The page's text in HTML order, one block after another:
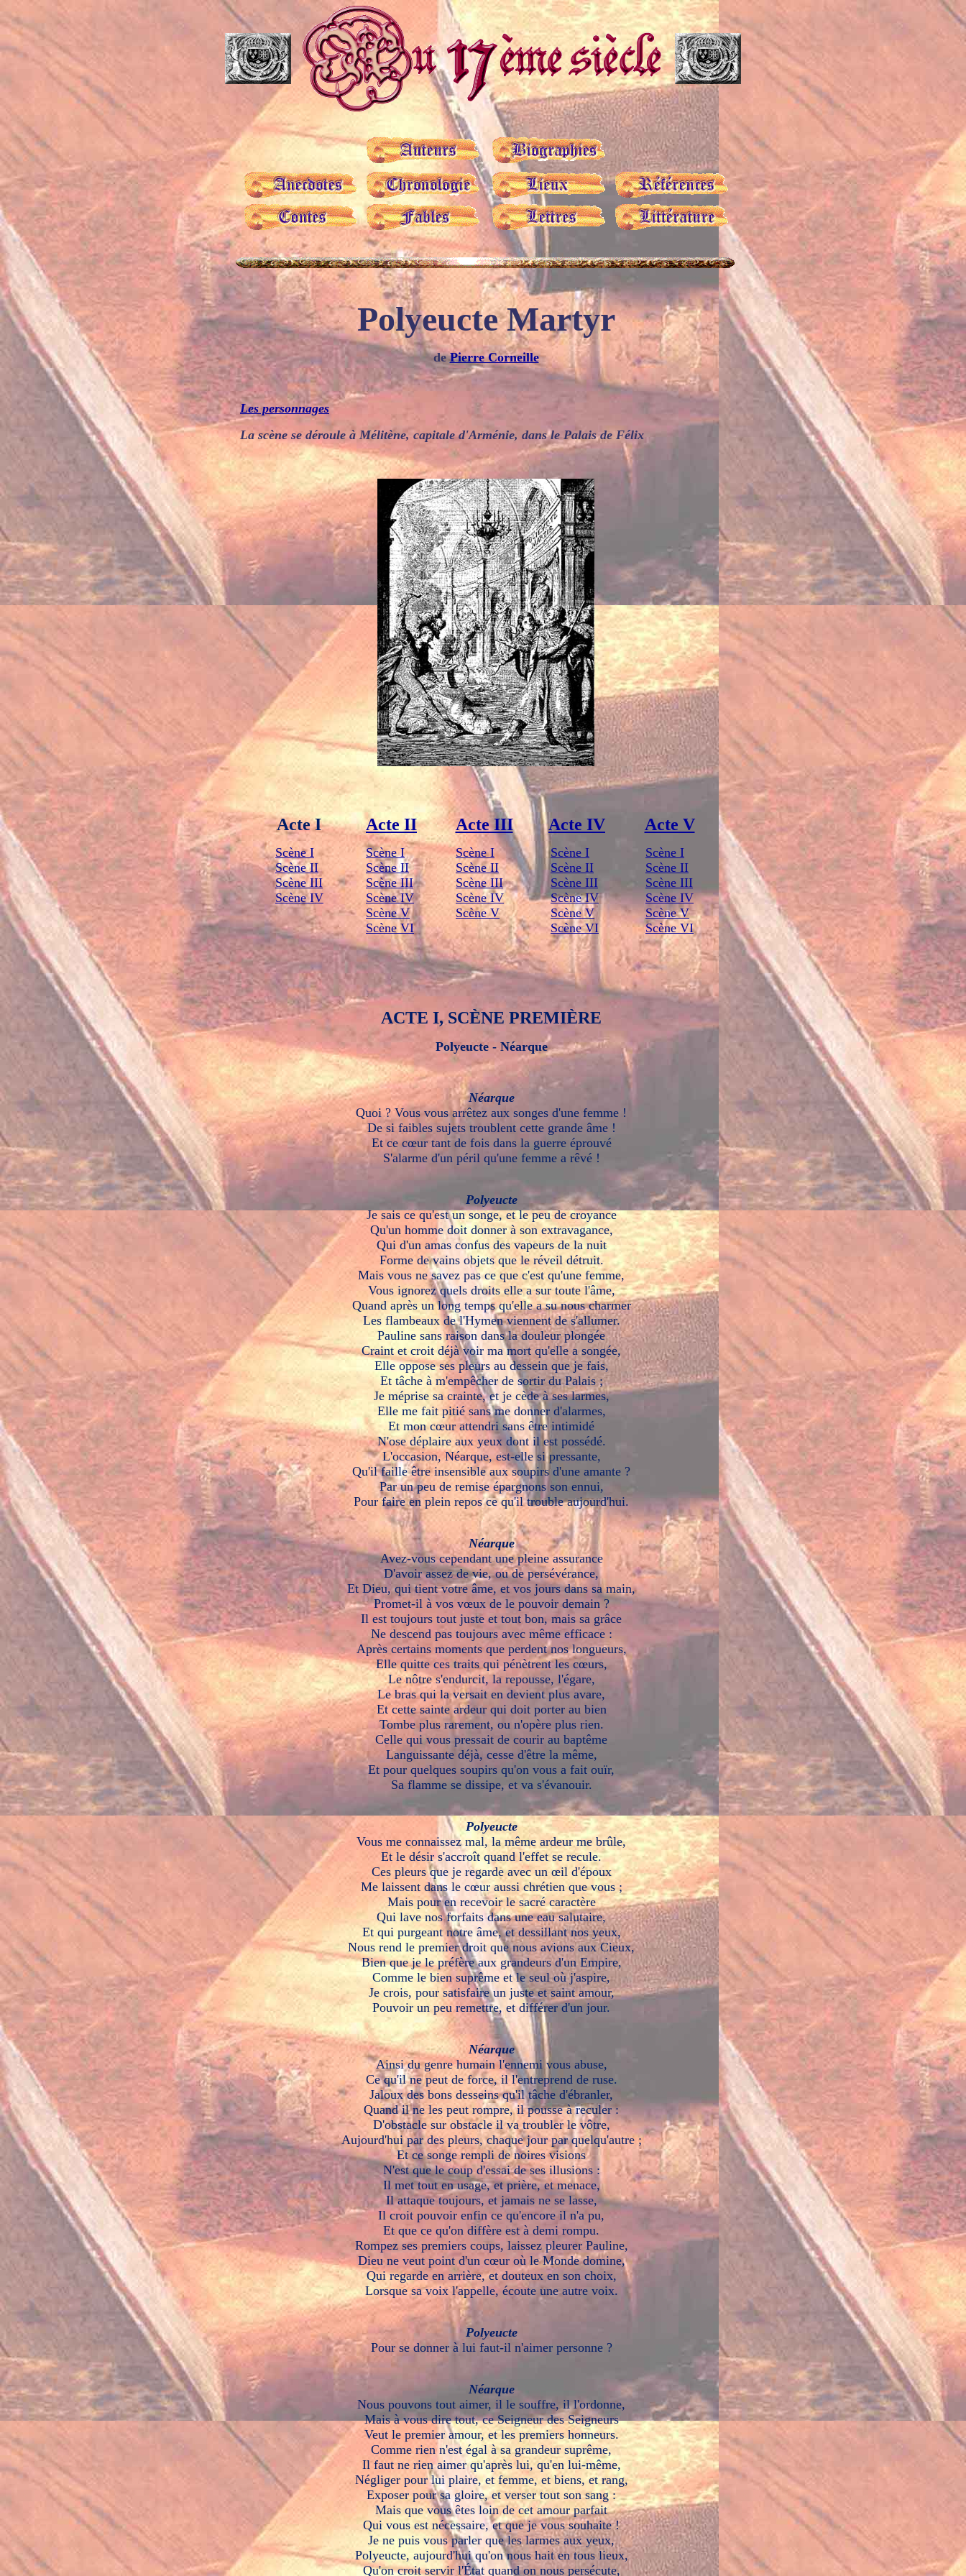
Polyeucte Martyr
dePierre Corneille
Les personnages
La scène se déroule à Mélitène, capitale d'Arménie, dans le Palais de Félix
Acte I Acte II Acte III Acte IV Acte V
Scène I
Scène II
Scène III
Scène IV
Scène I
Scène II
Scène III
Scène IV
Scène V
Scène VI
Scène I
Scène II
Scène III
Scène IV
Scène V
Scène I
Scène II
Scène III
Scène IV
Scène V
Scène VI
Scène I
Scène II
Scène III
Scène IV
Scène V
Scène VI
ACTE I, SCÈNE PREMIÈRE
Polyeucte - Néarque
Néarque
Quoi ? Vous vous arrêtez aux songes d'une femme !
De si faibles sujets troublent cette grande âme !
Et ce cœur tant de fois dans la guerre éprouvé
S'alarme d'un péril qu'une femme a rêvé !
Polyeucte
Je sais ce qu'est un songe, et le peu de croyance
Qu'un homme doit donner à son extravagance,
Qui d'un amas confus des vapeurs de la nuit
Forme de vains objets que le réveil détruit.
Mais vous ne savez pas ce que c'est qu'une femme,
Vous ignorez quels droits elle a sur toute l'âme,
Quand après un long temps qu'elle a su nous charmer
Les flambeaux de l'Hymen viennent de s'allumer.
Pauline sans raison dans la douleur plongée
Craint et croit déjà voir ma mort qu'elle a songée,
Elle oppose ses pleurs au dessein que je fais,
Et tâche à m'empêcher de sortir du Palais ;
Je méprise sa crainte, et je cède à ses larmes,
Elle me fait pitié sans me donner d'alarmes,
Et mon cœur attendri sans être intimidé
N'ose déplaire aux yeux dont il est possédé.
L'occasion, Néarque, est-elle si pressante,
Qu'il faille être insensible aux soupirs d'une amante ?
Par un peu de remise épargnons son ennui,
Pour faire en plein repos ce qu'il trouble aujourd'hui.
Néarque
Avez-vous cependant une pleine assurance
D'avoir assez de vie, ou de persévérance,
Et Dieu, qui tient votre âme, et vos jours dans sa main,
Promet-il à vos vœux de le pouvoir demain ?
Il est toujours tout juste et tout bon, mais sa grâce
Ne descend pas toujours avec même efficace :
Après certains moments que perdent nos longueurs,
Elle quitte ces traits qui pénètrent les cœurs,
Le nôtre s'endurcit, la repousse, l'égare,
Le bras qui la versait en devient plus avare,
Et cette sainte ardeur qui doit porter au bien
Tombe plus rarement, ou n'opère plus rien.
Celle qui vous pressait de courir au baptême
Languissante déjà, cesse d'être la même,
Et pour quelques soupirs qu'on vous a fait ouïr,
Sa flamme se dissipe, et va s'évanouir.
Polyeucte
Vous me connaissez mal, la même ardeur me brûle,
Et le désir s'accroît quand l'effet se recule.
Ces pleurs que je regarde avec un œil d'époux
Me laissent dans le cœur aussi chrétien que vous ;
Mais pour en recevoir le sacré caractère
Qui lave nos forfaits dans une eau salutaire,
Et qui purgeant notre âme, et dessillant nos yeux,
Nous rend le premier droit que nous avions aux Cieux,
Bien que je le préfère aux grandeurs d'un Empire,
Comme le bien suprême et le seul où j'aspire,
Je crois, pour satisfaire un juste et saint amour,
Pouvoir un peu remettre, et différer d'un jour.
Néarque
Ainsi du genre humain l'ennemi vous abuse,
Ce qu'il ne peut de force, il l'entreprend de ruse.
Jaloux des bons desseins qu'il tâche d'ébranler,
Quand il ne les peut rompre, il pousse à reculer :
D'obstacle sur obstacle il va troubler le vôtre,
Aujourd'hui par des pleurs, chaque jour par quelqu'autre ;
Et ce songe rempli de noires visions
N'est que le coup d'essai de ses illusions :
Il met tout en usage, et prière, et menace,
Il attaque toujours, et jamais ne se lasse,
Il croit pouvoir enfin ce qu'encore il n'a pu,
Et que ce qu'on diffère est à demi rompu.
Rompez ses premiers coups, laissez pleurer Pauline,
Dieu ne veut point d'un cœur où le Monde domine,
Qui regarde en arrière, et douteux en son choix,
Lorsque sa voix l'appelle, écoute une autre voix.
Polyeucte
Pour se donner à lui faut-il n'aimer personne ?
Néarque
Nous pouvons tout aimer, il le souffre, il l'ordonne,
Mais à vous dire tout, ce Seigneur des Seigneurs
Veut le premier amour, et les premiers honneurs.
Comme rien n'est égal à sa grandeur suprême,
Il faut ne rien aimer qu'après lui, qu'en lui-même,
Négliger pour lui plaire, et femme, et biens, et rang,
Exposer pour sa gloire, et verser tout son sang :
Mais que vous êtes loin de cet amour parfait
Qui vous est nécessaire, et que je vous souhaite !
Je ne puis vous parler que les larmes aux yeux,
Polyeucte, aujourd'hui qu'on nous hait en tous lieux,
Qu'on croit servir l'État quand on nous persécute,